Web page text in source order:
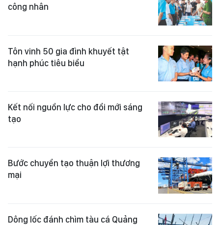
công nhân
Tôn vinh 50 gia đình khuyết tật
hạnh phúc tiêu biểu
Kết nối nguồn lực cho đổi mới sáng
tạo
Bước chuyển tạo thuận lợi thương
mại
Dông lốc đánh chìm tàu cá Quảng